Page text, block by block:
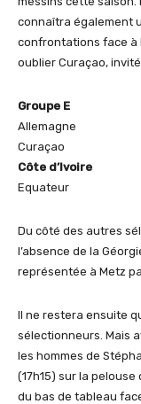
connaîtra également
confrontations face à
oublier Curaçao,
Groupe E
Allemagne
Curaçao
Côte d’Ivoire
Equateur
Du côté des autres
l’absence de la
représentée à Metz
Il ne restera ensuite
sélectionneurs. Mais
les hommes de
(17h15) sur la
du bas de tableau